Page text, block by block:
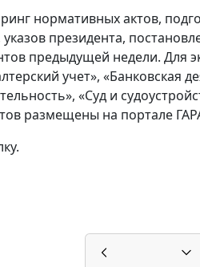
нормативных актов,
президента,
предыдущей недели. Для
учет»,
«Суд и
размещены на портале